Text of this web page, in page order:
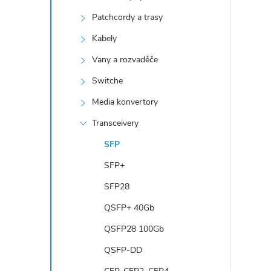
Patchcordy a trasy
Kabely
Vany a rozvaděče
Switche
Media konvertory
Transceivery
SFP
SFP+
SFP28
QSFP+ 40Gb
QSFP28 100Gb
QSFP-DD